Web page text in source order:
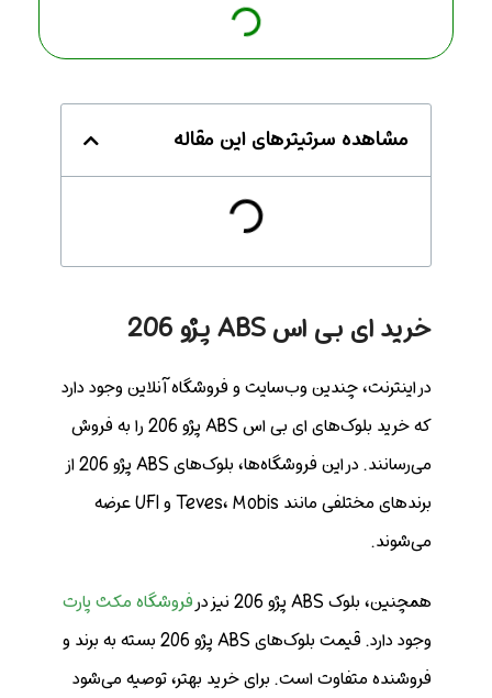
مشاهده سرتیترهای این مقاله
خرید ای بی اس ABS پژو 206
در اینترنت، چندین وب‌سایت و فروشگاه آنلاین وجود دارد
که خرید بلوک‌های ای بی اس ABS پژو 206 را به فروش
می‌رسانند. در این فروشگاه‌ها، بلوک‌های ABS پژو 206 از
برندهای مختلفی مانند Teves، Mobis و UFI عرضه
می‌شوند.
همچنین، بلوک‌ ABS پژو 206 نیز در
فروشگاه مکث پارت
وجود دارد. قیمت بلوک‌های ABS پژو 206 بسته به برند و
فروشنده متفاوت است. برای خرید بهتر، توصیه می‌شود